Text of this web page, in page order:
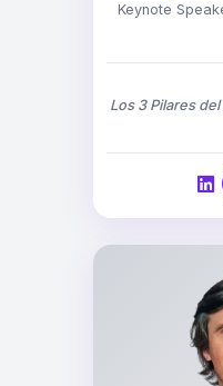
Keynote
Los 3 Pilares